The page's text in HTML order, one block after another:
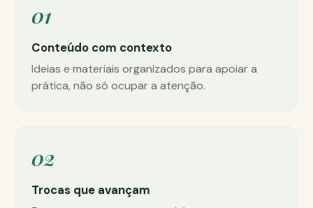
01
Conteúdo com contexto
Ideias e materiais organizados para apoiar a
prática, não só ocupar a atenção.
02
Trocas que avançam